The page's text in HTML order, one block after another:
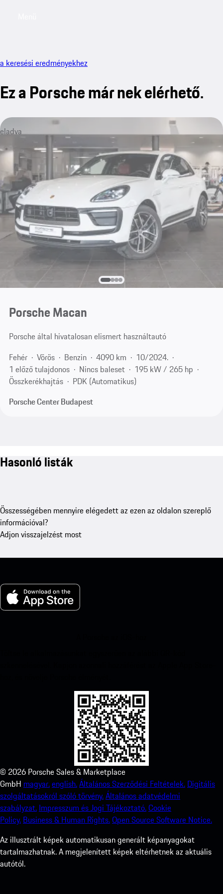
a keresési eredményekhez
Ez a Porsche már nek elérhető.
eladva
Porsche Macan
Porsche által hivatalosan elismert használtautó
Fehér
Vörös Benzin 4090 km
10/2024.
1 előző tulajdonos
Nincs baleset
195 kW / 265 hp
Összkerékhajtás
PDK (Automatikus)
Porsche Center Budapest
Hasonló listák
Összességében mennyire elégedett az ezen az oldalon szereplő
információval?
Adjon visszajelzést most
© 2026 Porsche Sales & Marketplace
GmbH magyar.english.Általános Szerződési Feltételek. Digitális
szolgáltatásokról szóló törvény.Általános adatvédelmi
szabályzat. Impresszum és Jogi Tájékoztató.Cookie
Policy. Business & Human Rights.Open Source Software Notice.
Az illusztrált képek automatikusan generált képanyagokat
tartalmazhatnak. A megjelenített képek eltérhetnek az aktuális
autótól.